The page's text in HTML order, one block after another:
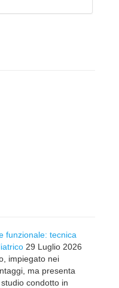
funzionale: tecnica
29 Luglio 2026
impiegato nei
ma presenta
condotto in